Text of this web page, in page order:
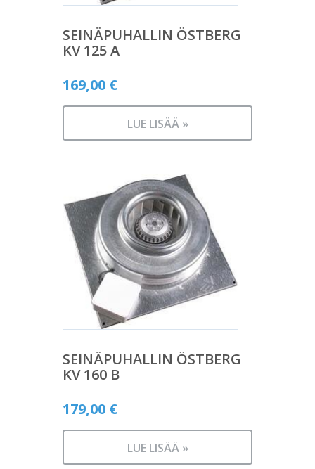
SEINÄPUHALLIN ÖSTBERG
KV 125 A
169,00 €
LUE LISÄÄ »
SEINÄPUHALLIN ÖSTBERG
KV 160 B
179,00 €
LUE LISÄÄ »